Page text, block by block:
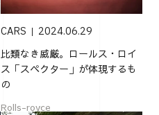
CARS 2024.06.29
比類なき威厳。ロールス・ロイ
ス「スペクター」が体現するも
の
Rolls-royce